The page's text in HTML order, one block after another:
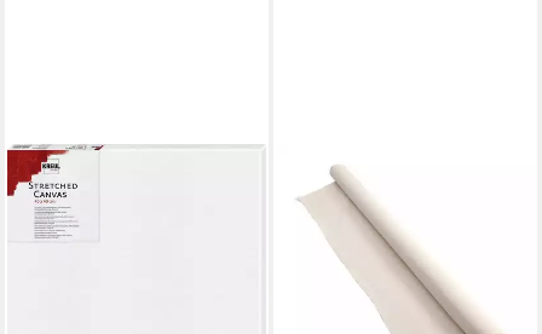
KREUL
Leinwand Kreul Keilrahmen
30 x 40 cm